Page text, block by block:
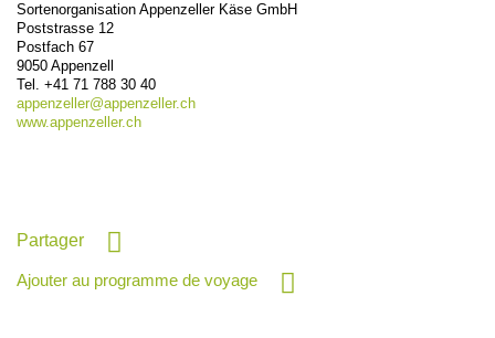
Sortenorganisation Appenzeller Käse GmbH
Poststrasse 12
Postfach 67
9050 Appenzell
Tel. +41 71 788 30 40
appenzeller@appenzeller.ch
www.appenzeller.ch
Partager
Ajouter au programme de voyage